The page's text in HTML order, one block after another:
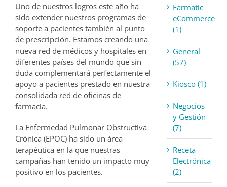
Uno de nuestros logros este año ha
sido extender nuestros programas de
soporte a pacientes también al punto
de prescripción. Estamos creando una
nueva red de médicos y hospitales en
diferentes países del mundo que sin
duda complementará perfectamente el
apoyo a pacientes prestado en nuestra
consolidada red de oficinas de
farmacia.
La Enfermedad Pulmonar Obstructiva
Crónica (EPOC) ha sido un área
terapéutica en la que nuestras
campañas han tenido un impacto muy
positivo en los pacientes.
Farmatic
eCommerce
(1)
General
(57)
Kiosco (1)
Negocios
y Gestión
(7)
Receta
Electrónica
(2)